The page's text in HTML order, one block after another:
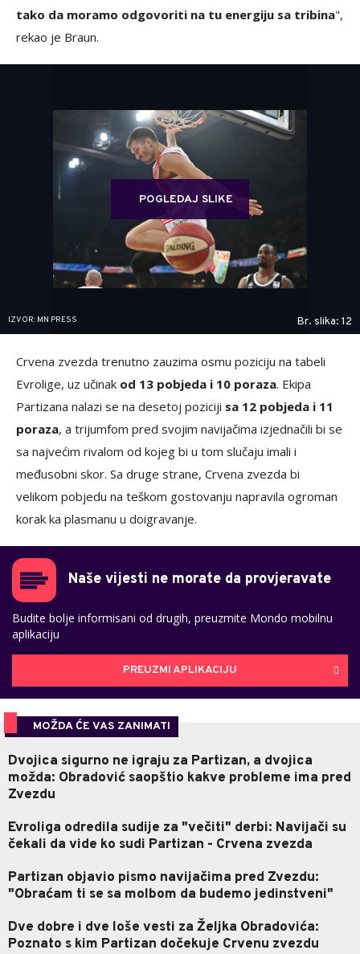
tako da moramo odgovoriti na tu energiju sa tribina",
rekao je Braun.
POGLEDAJ SLIKE
IZVOR: MN PRESS Br. slika: 12
Crvena zvezda trenutno zauzima osmu poziciju na tabeli
Evrolige, uz učinak od 13 pobjeda i 10 poraza. Ekipa
Partizana nalazi se na desetoj poziciji sa 12 pobjeda i 11
poraza, a trijumfom pred svojim navijačima izjednačili bi se
sa najvećim rivalom od kojeg bi u tom slučaju imali i
međusobni skor. Sa druge strane, Crvena zvezda bi
velikom pobjedu na teškom gostovanju napravila ogroman
korak ka plasmanu u doigravanje.
Naše vijesti ne morate da provjeravate
Budite bolje informisani od drugih, preuzmite Mondo mobilnu
aplikaciju
PREUZMI APLIKACIJU
MOŽDA ĆE VAS ZANIMATI
Dvojica sigurno ne igraju za Partizan, a dvojica
možda: Obradović saopštio kakve probleme ima pred
Zvezdu
Evroliga odredila sudije za "večiti" derbi: Navijači su
čekali da vide ko sudi Partizan - Crvena zvezda
Partizan objavio pismo navijačima pred Zvezdu:
"Obraćam ti se sa molbom da budemo jedinstveni"
Dve dobre i dve loše vesti za Željka Obradovića:
Poznato s kim Partizan dočekuje Crvenu zvezdu